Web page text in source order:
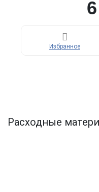
Избранное
Расходные